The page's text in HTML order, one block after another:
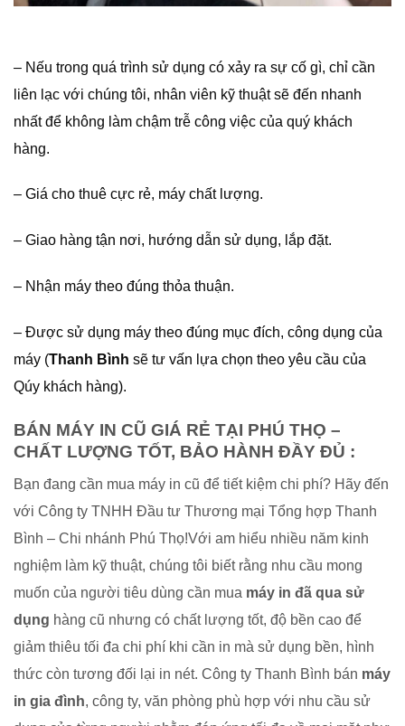
– Nếu trong quá trình sử dụng có xảy ra sự cố gì, chỉ cần
liên lạc với chúng tôi, nhân viên kỹ thuật sẽ đến nhanh
nhất để không làm chậm trễ công việc của quý khách
hàng.
– Giá cho thuê cực rẻ, máy chất lượng.
– Giao hàng tận nơi, hướng dẫn sử dụng, lắp đặt.
– Nhận máy theo đúng thỏa thuận.
– Được sử dụng máy theo đúng mục đích, công dụng của
máy (Thanh Bình sẽ tư vấn lựa chọn theo yêu cầu của
Qúy khách hàng).
BÁN MÁY IN CŨ GIÁ RẺ TẠI PHÚ THỌ –
CHẤT LƯỢNG TỐT, BẢO HÀNH ĐẦY ĐỦ :
Bạn đang cần mua máy in cũ để tiết kiệm chi phí? Hãy đến
với Công ty TNHH Đầu tư Thương mại Tổng hợp Thanh
Bình – Chi nhánh Phú Thọ!Với am hiểu nhiều năm kinh
nghiệm làm kỹ thuật, chúng tôi biết rằng nhu cầu mong
muốn của người tiêu dùng cần mua máy in đã qua sử
dụng hàng cũ nhưng có chất lượng tốt, độ bền cao để
giảm thiêu tối đa chi phí khi cần in mà sử dụng bền, hình
thức còn tương đối lại in nét. Công ty Thanh Bình bán máy
in gia đình, công ty, văn phòng phù hợp với nhu cầu sử